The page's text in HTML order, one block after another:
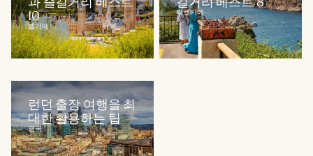
10
벨기에
튀르키예
런던 출장 여행을 최
대한 활용하는 팁
영국